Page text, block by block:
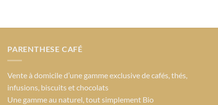
PARENTHESE CAFÉ
Vente à domicile d’une gamme exclusive de cafés, thés,
infusions, biscuits et chocolats
Une gamme au naturel, tout simplement Bio